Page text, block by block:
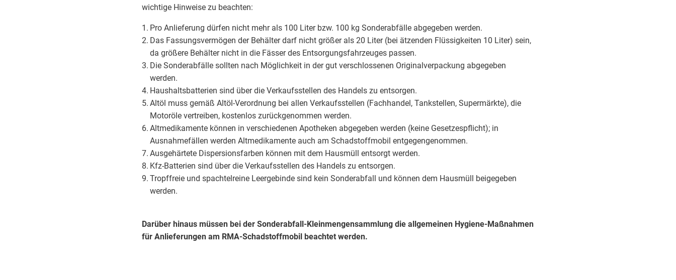
wichtige Hinweise zu beachten:
Pro Anlieferung dürfen nicht mehr als 100 Liter bzw. 100 kg Sonderabfälle abgegeben werden.
Das Fassungsvermögen der Behälter darf nicht größer als 20 Liter (bei ätzenden Flüssigkeiten 10 Liter) sein,
da größere Behälter nicht in die Fässer des Entsorgungsfahrzeuges passen.
Die Sonderabfälle sollten nach Möglichkeit in der gut verschlossenen Originalverpackung abgegeben
werden.
Haushaltsbatterien sind über die Verkaufsstellen des Handels zu entsorgen.
Altöl muss gemäß Altöl-Verordnung bei allen Verkaufsstellen (Fachhandel, Tankstellen, Supermärkte), die
Motoröle vertreiben, kostenlos zurückgenommen werden.
Altmedikamente können in verschiedenen Apotheken abgegeben werden (keine Gesetzespflicht); in
Ausnahmefällen werden Altmedikamente auch am Schadstoffmobil entgegengenommen.
Ausgehärtete Dispersionsfarben können mit dem Hausmüll entsorgt werden.
Kfz-Batterien sind über die Verkaufsstellen des Handels zu entsorgen.
Tropffreie und spachtelreine Leergebinde sind kein Sonderabfall und können dem Hausmüll beigegeben
werden.
Darüber hinaus müssen bei der Sonderabfall-Kleinmengensammlung die allgemeinen Hygiene-Maßnahmen
für Anlieferungen am RMA-Schadstoffmobil beachtet werden.